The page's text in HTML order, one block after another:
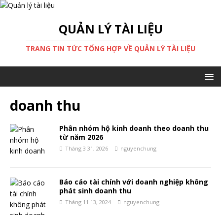
QUẢN LÝ TÀI LIỆU
TRANG TIN TỨC TỔNG HỢP VỀ QUẢN LÝ TÀI LIỆU
doanh thu
Phân nhóm hộ kinh doanh theo doanh thu
từ năm 2026
Tháng 3 31, 2026 nguyenchung
Báo cáo tài chính với doanh nghiệp không
phát sinh doanh thu
Tháng 11 13, 2024 nguyenchung